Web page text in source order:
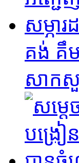
គង់ គឹ
សាកសួ